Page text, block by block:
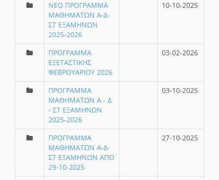
ΝΕΟ ΠΡΟΓΡΑΜΜΑ
ΜΑΘΗΜΑΤΩΝ Α-Δ-
ΣΤ ΕΞΑΜΗΝΩΝ
2025-2026
10-10-2025
ΠΡΟΓΡΑΜΜΑ
ΕΞΕΤΑΣΤΙΚΗΣ
ΦΕΒΡΟΥΑΡΙΟΥ 2026
03-02-2026
ΠΡΟΓΡΑΜΜΑ
ΜΑΘΗΜΑΤΩΝ Α - Δ
- ΣΤ ΕΞΑΜΗΝΩΝ
2025-2026
03-10-2025
ΠΡΟΓΡΑΜΜΑ
ΜΑΘΗΜΑΤΩΝ Α-Δ-
ΣΤ ΕΞΑΜΗΝΩΝ ΑΠΟ
29-10-2025
27-10-2025